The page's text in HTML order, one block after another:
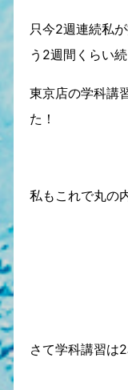
只今2週連続私
う2週間くらい
東京店の学科講
た！
私もこれで丸の
さて学科講習は